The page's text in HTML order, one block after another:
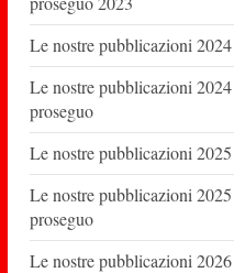
Le nostre pubblicazioni 2024
Le nostre pubblicazioni 2024
proseguo
Le nostre pubblicazioni 2025
Le nostre pubblicazioni 2025
proseguo
Le nostre pubblicazioni 2026